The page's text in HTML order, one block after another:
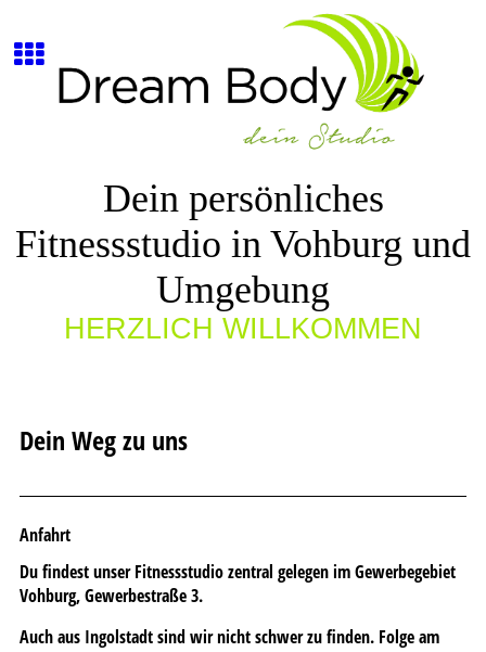
Dein persönliches
Fitnessstudio in Vohburg und
Umgebung
HERZLICH WILLKOMMEN
Dein Weg zu uns
Anfahrt
Du findest unser Fitnessstudio zentral gelegen im Gewerbegebiet
Vohburg,Gewerbestraße 3.
Auch aus Ingolstadt sind wir nicht schwer zu finden. Folge am